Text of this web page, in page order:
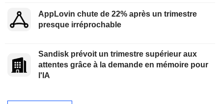
AppLovin chute de 22% après un trimestre
presque irréprochable
Sandisk prévoit un trimestre supérieur aux
attentes grâce à la demande en mémoire pour
l'IA